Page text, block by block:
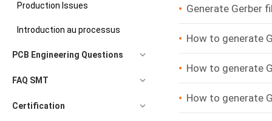
Generate Gerber
How to generate
How to generate
How to generate
Production Issues
Introduction au processus
PCB Engineering Questions
FAQ SMT
Certification